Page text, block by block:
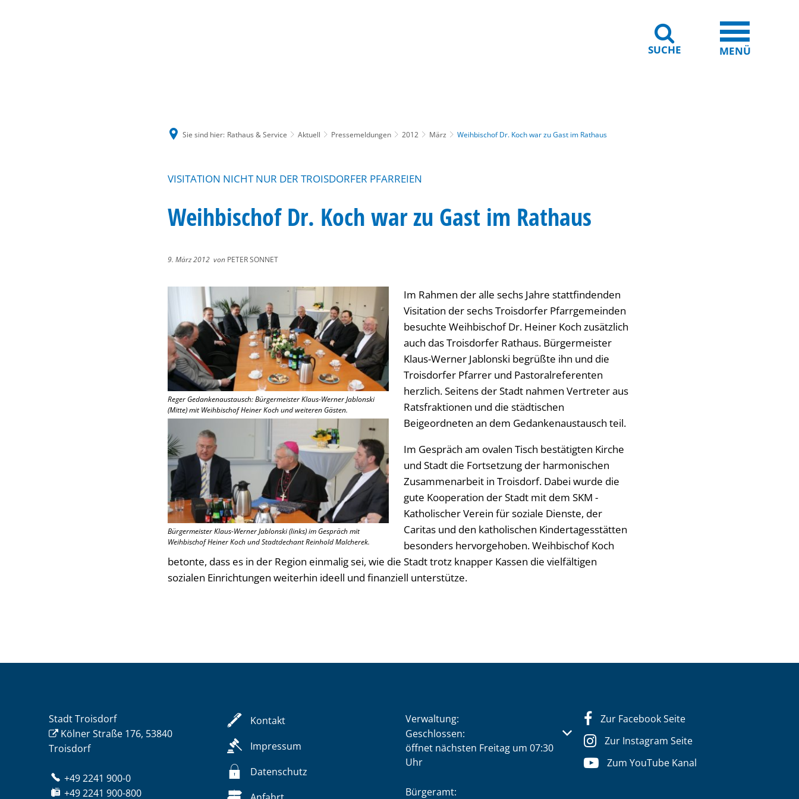
SUCHE MENÜ
Sie sind hier: Rathaus & Service Aktuell Pressemeldungen 2012 März Weihbischof Dr. Koch war zu Gast im Rathaus
VISITATION NICHT NUR DER TROISDORFER PFARREIEN
Weihbischof Dr. Koch war zu Gast im Rathaus
9. März 2012 von PETER SONNET
Reger Gedankenaustausch: Bürgermeister Klaus-Werner Jablonski
(Mitte) mit Weihbischof Heiner Koch und weiteren Gästen.
Bürgermeister Klaus-Werner Jablonski (links) im Gespräch mit
Weihbischof Heiner Koch und Stadtdechant Reinhold Malcherek.
Im Rahmen der alle sechs Jahre stattfindenden
Visitation der sechs Troisdorfer Pfarrgemeinden
besuchte Weihbischof Dr. Heiner Koch zusätzlich
auch das Troisdorfer Rathaus. Bürgermeister
Klaus-Werner Jablonski begrüßte ihn und die
Troisdorfer Pfarrer und Pastoralreferenten
herzlich. Seitens der Stadt nahmen Vertreter aus
Ratsfraktionen und die städtischen
Beigeordneten an dem Gedankenaustausch teil.
Im Gespräch am ovalen Tisch bestätigten Kirche
und Stadt die Fortsetzung der harmonischen
Zusammenarbeit in Troisdorf. Dabei wurde die
gute Kooperation der Stadt mit dem SKM -
Katholischer Verein für soziale Dienste, der
Caritas und den katholischen Kindertagesstätten
besonders hervorgehoben. Weihbischof Koch
betonte, dass es in der Region einmalig sei, wie die Stadt trotz knapper Kassen die vielfältigen
sozialen Einrichtungen weiterhin ideell und finanziell unterstütze.
Stadt Troisdorf
Kölner Straße 176, 53840
Troisdorf
+49 2241 900-0
+49 2241 900-800
Kontakt
Impressum
Datenschutz
Verwaltung:
Klicken, um weitere Öffnungs- oder Schließzeiten auszublenden
Geschlossen:
öffnet nächsten Freitag um 07:30
Uhr
Bürgeramt:
Zur Facebook Seite
Zur Instagram Seite
Zum YouTube Kanal